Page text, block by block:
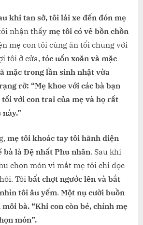
khi tan sở, tôi lái xe đến đón mẹ
nhận thấy mẹ tôi có vẻ bồn chồn
mẹ con tôi cùng ăn tối chung với
tôi ở cửa, tóc uốn xoăn và mặc
mặc trong lần sinh nhật vừa
rỡ: “Mẹ khoe với các bà bạn
với con trai của mẹ và họ rất
mẹ tôi khoác tay tôi hãnh diện
bà là Đệ nhất Phu nhân. Sau khi
chọn món vì mắt mẹ tôi chỉ đọc
Tôi bất chợt ngước lên và bắt
tôi âu yếm. Một nụ cười buồn
bà. “Khi con còn bé, chính mẹ
món”.